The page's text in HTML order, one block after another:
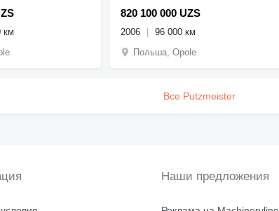
км
820 100 000 UZS
2006
96 000 км
Польша, Opole
Все Putzmeister
Наши предложения